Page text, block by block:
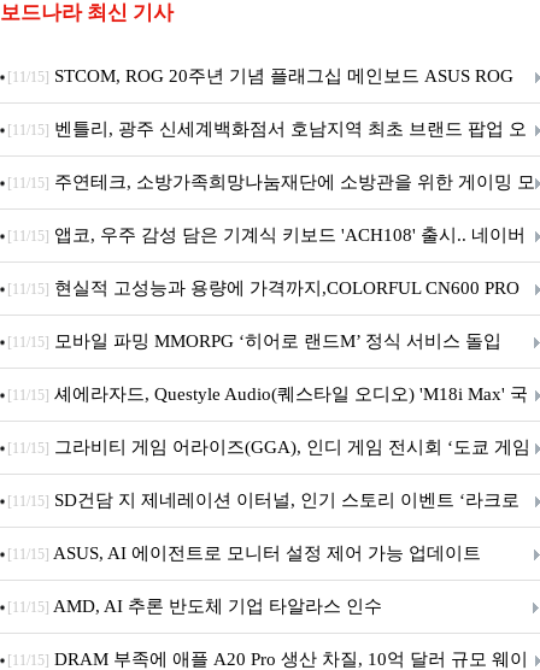
보드나라 최신 기사
[11/15] STCOM, ROG 20주년 기념 플래그십 메인보드 ASUS ROG
Crosshair X870E EDITION 20 국내 출시 예정
[11/15] 벤틀리, 광주 신세계백화점서 호남지역 최초 브랜드 팝업 오
픈
[11/15] 주연테크, 소방가족희망나눔재단에 소방관을 위한 게이밍 모
니터·스마트 펫 침대 기부
[11/15] 앱코, 우주 감성 담은 기계식 키보드 'ACH108' 출시.. 네이버
브랜드데이 기획전 진행
[11/15] 현실적 고성능과 용량에 가격까지,COLORFUL CN600 PRO
M.2 NVMe 디앤디컴 1TB
[11/15] 모바일 파밍 MMORPG ‘히어로 랜드M’ 정식 서비스 돌입
[11/15] 셰에라자드, Questyle Audio(퀘스타일 오디오) 'M18i Max' 국
내 정식 출시
[11/15] 그라비티 게임 어라이즈(GGA), 인디 게임 전시회 ‘도쿄 게임
던전 13’ 참가!
[11/15] SD건담 지 제네레이션 이터널, 인기 스토리 이벤트 ‘라크로
아의 용사’ 재개최 및 풍성한 기념 이벤트 실시!
[11/15] ASUS, AI 에이전트로 모니터 설정 제어 가능 업데이트
[11/15] AMD, AI 추론 반도체 기업 타알라스 인수
[11/15] DRAM 부족에 애플 A20 Pro 생산 차질, 10억 달러 규모 웨이